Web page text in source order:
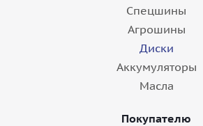
Спецшины
Агрошины
Диски
Аккумуляторы
Масла
Покупателю